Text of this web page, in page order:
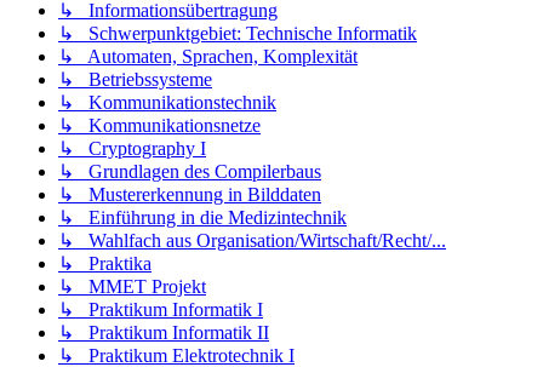
↳ Informationsübertragung
↳ Schwerpunktgebiet: Technische Informatik
↳ Automaten, Sprachen, Komplexität
↳ Betriebssysteme
↳ Kommunikationstechnik
↳ Kommunikationsnetze
↳ Cryptography I
↳ Grundlagen des Compilerbaus
↳ Mustererkennung in Bilddaten
↳ Einführung in die Medizintechnik
↳ Wahlfach aus Organisation/Wirtschaft/Recht/...
↳ Praktika
↳ MMET Projekt
↳ Praktikum Informatik I
↳ Praktikum Informatik II
↳ Praktikum Elektrotechnik I